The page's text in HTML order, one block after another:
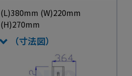
(L)380mm (W)220mm
(H)270mm
（寸法図）